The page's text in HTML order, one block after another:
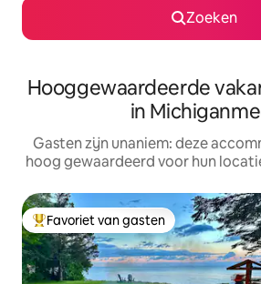
Zoeken
Hooggewaardeerde
in
Gasten zijn unaniem: deze
hoog gewaardeerd voor hun
Topfavoriet van gasten
Favoriet van gasten